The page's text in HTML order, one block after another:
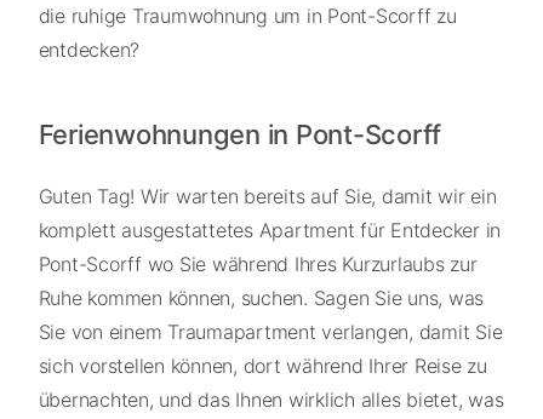
die ruhige Traumwohnung um in Pont-Scorff zu
entdecken?
Ferienwohnungen in Pont-Scorff
Guten Tag! Wir warten bereits auf Sie, damit wir ein
komplett ausgestattetes Apartment für Entdecker in
Pont-Scorff wo Sie während Ihres Kurzurlaubs zur
Ruhe kommen können, suchen. Sagen Sie uns, was
Sie von einem Traumapartment verlangen, damit Sie
sich vorstellen können, dort während Ihrer Reise zu
übernachten, und das Ihnen wirklich alles bietet, was